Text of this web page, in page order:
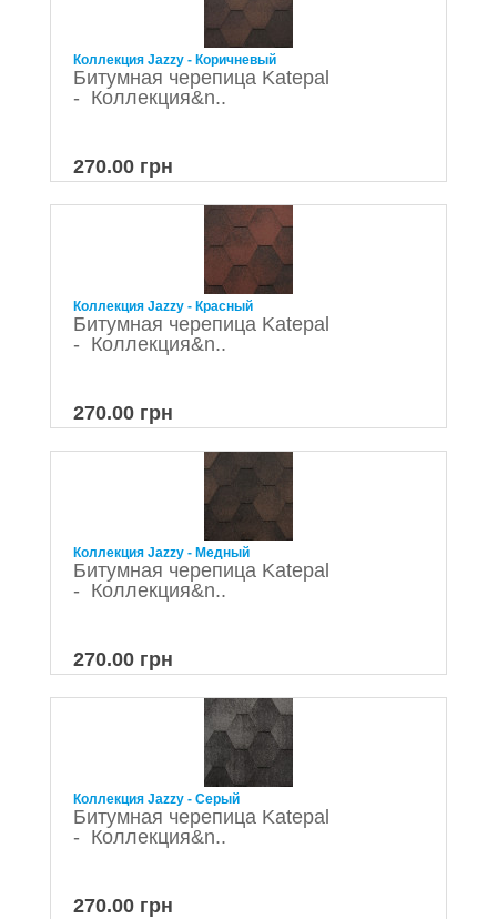
Коллекция Jazzy - Коричневый
Битумная черепица Katepal
- Коллекция&n..
270.00 грн
Коллекция Jazzy - Красный
Битумная черепица Katepal
- Коллекция&n..
270.00 грн
Коллекция Jazzy - Медный
Битумная черепица Katepal
- Коллекция&n..
270.00 грн
Коллекция Jazzy - Серый
Битумная черепица Katepal
- Коллекция&n..
270.00 грн